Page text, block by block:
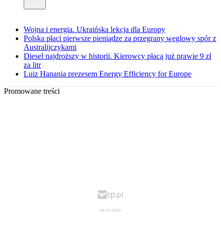
Wojna i energia. Ukraińska lekcja dla Europy
Polska płaci pierwsze pieniądze za przegrany węglowy spór z
Australijczykami
Diesel najdroższy w historii. Kierowcy płacą już prawie 9 zł
za litr
Luiz Hanania prezesem Energy Efficiency for Europe
Promowane treści